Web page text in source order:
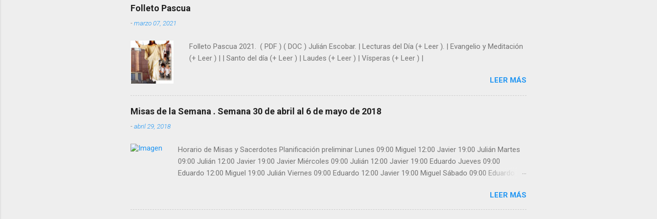
Folleto Pascua
-marzo 07, 2021
Folleto Pascua 2021. ( PDF ) ( DOC ) Julián Escobar. | Lecturas del Día (+ Leer ). | Evangelio y Meditación
(+ Leer ) | | Santo del día (+ Leer ) | Laudes (+ Leer ) | Vísperas (+ Leer ) |
LEER MÁS
Misas de la Semana . Semana 30 de abril al 6 de mayo de 2018
-abril 29, 2018
Horario de Misas y Sacerdotes Planificación preliminar Lunes 09:00 Miguel 12:00 Javier 19:00 Julián Martes
09:00 Julián 12:00 Javier 19:00 Javier Miércoles 09:00 Julián 12:00 Javier 19:00 Eduardo Jueves 09:00
Eduardo 12:00 Miguel 19:00 Julián Viernes 09:00 Eduardo 12:00 Javier 19:00 Miguel Sábado 09:00 Eduardo
LEER MÁS